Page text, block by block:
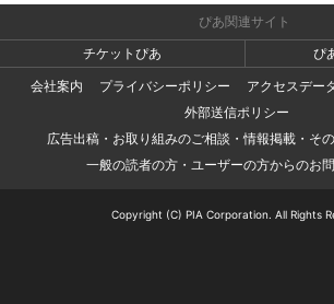
ぴあ関連サイト
チケットぴあ
ぴ
会社案内
プライバシーポリシー
アクセスデー
外部送信ポリシー
広告出稿・お取り組みのご相談・情報掲載・そ
一般の読者の方・ユーザーの方からのお
Copyright (C) PIA Corporation. All Rights